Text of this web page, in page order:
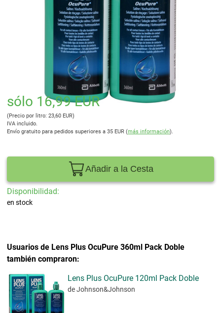
sólo 16,99 EUR
(Precio por litro: 23,60 EUR)
IVA incluido.
Envío gratuito para pedidos superiores a 35 EUR (más información).
Añadir a la Cesta
Disponibilidad:
en stock
Usuarios de Lens Plus OcuPure 360ml Pack Doble
también compraron:
Lens Plus OcuPure 120ml Pack Doble
de Johnson&Johnson